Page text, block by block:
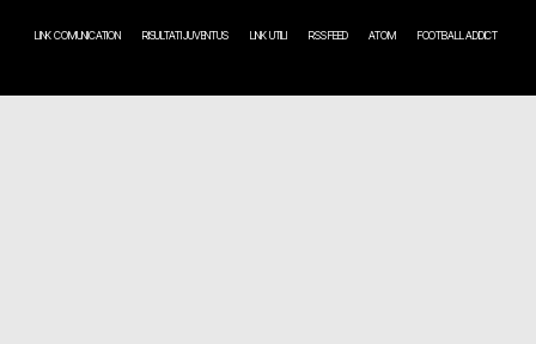
LINK COMUNICATION RISULTATI JUVENTUS LINK UTILI RSS FEED ATOM FOOTBALL ADDICT